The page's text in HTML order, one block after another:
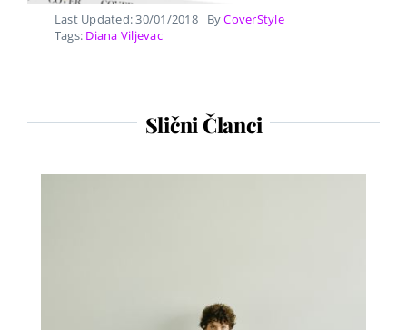
Last Updated: 30/01/2018 ByCoverStyle
Tags: Diana Viljevac
Slični Članci